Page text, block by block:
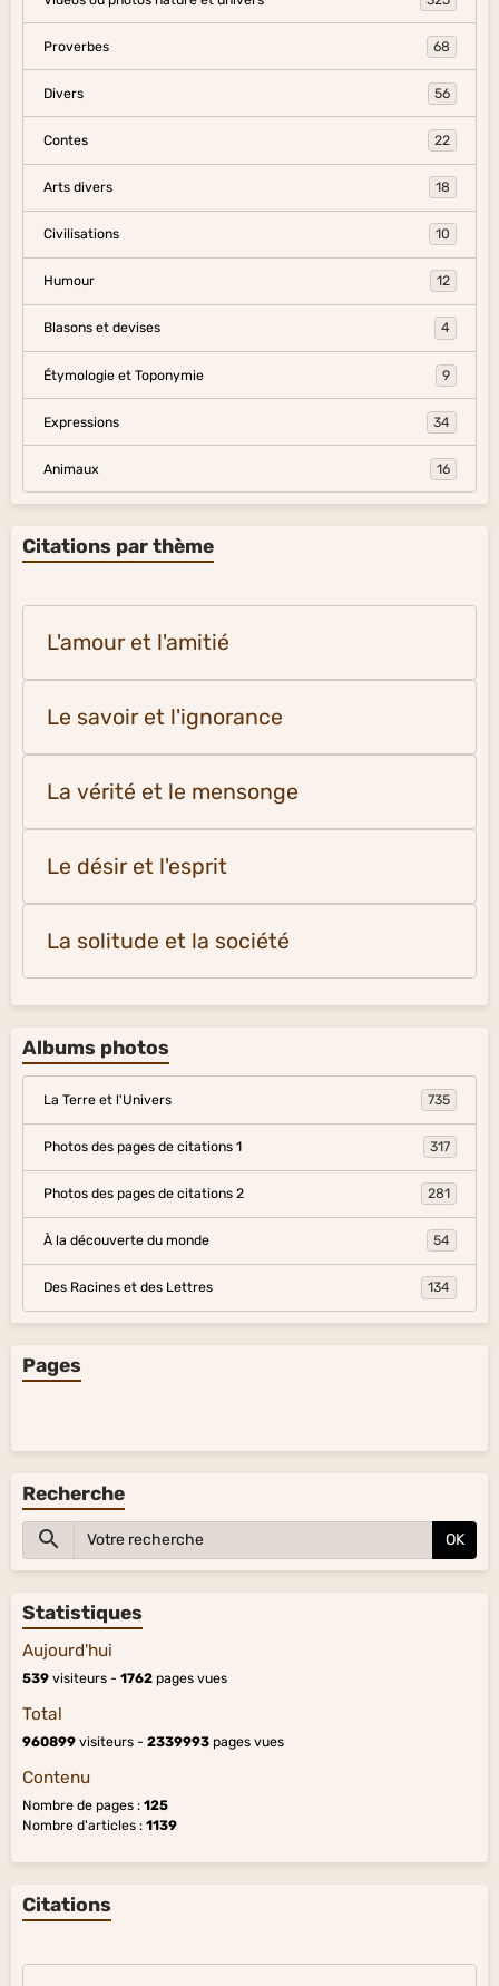
Proverbes 68
Divers 56
Contes 22
Arts divers 18
Civilisations 10
Humour 12
Blasons et devises 4
Étymologie et Toponymie 9
Expressions 34
Animaux 16
Citations par thème
L'amour et l'amitié
Le savoir et l'ignorance
La vérité et le mensonge
Le désir et l'esprit
La solitude et la société
Albums photos
La Terre et l'Univers 735
Photos des pages de citations 1 317
Photos des pages de citations 2 281
À la découverte du monde 54
Des Racines et des Lettres 134
Pages
Recherche
OK
Statistiques
Aujourd'hui
539 visiteurs - 1762 pages vues
Total
960899 visiteurs - 2339993 pages vues
Contenu
Nombre de pages : 125
Nombre d'articles : 1139
Citations